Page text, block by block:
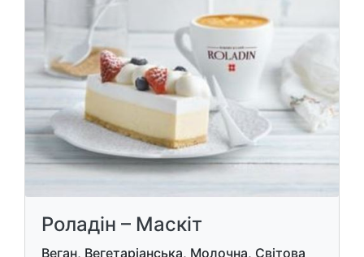
Роладін – Маскіт
Веган, Вегетаріанська, Молочна, Світова